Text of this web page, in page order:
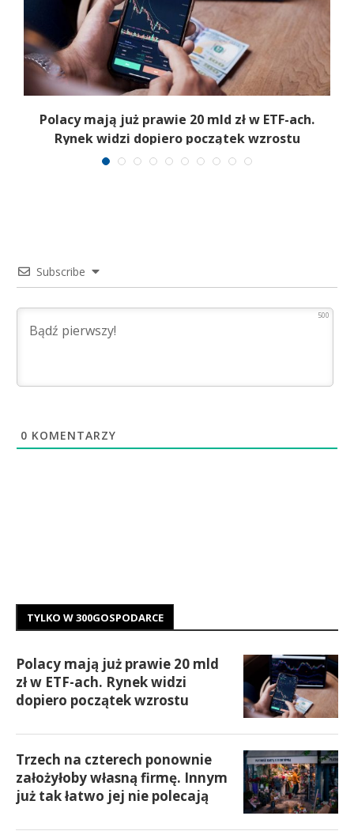
Polacy mają już prawie 20 mld zł w ETF-ach.
Rynek widzi dopiero początek wzrostu
Subscribe
500
0 KOMENTARZY
TYLKO W 300GOSPODARCE
Polacy mają już prawie 20 mld
zł w ETF-ach. Rynek widzi
dopiero początek wzrostu
Trzech na czterech ponownie
założyłoby własną firmę. Innym
już tak łatwo jej nie polecają